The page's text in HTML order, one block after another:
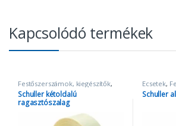
Kapcsolódó termékek
Festőszerszámok, kiegészítők,
Szalagok
Schuller kétoldalú
ragasztószalag
Ecsetek,
Schuller